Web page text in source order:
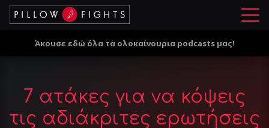
Μ
ο
Άκουσε εδώ όλα τα ολοκαίνουρια podcasts μας!
7 ατάκες για να κόψεις
τις αδιάκριτες ερωτήσεις